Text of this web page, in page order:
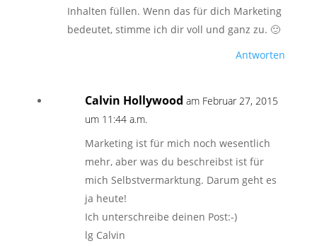
Inhalten füllen. Wenn das für dich Marketing
bedeutet, stimme ich dir voll und ganz zu. 🙂
Antworten
Calvin Hollywood am Februar 27, 2015
um 11:44 a.m.
Marketing ist für mich noch wesentlich
mehr, aber was du beschreibst ist für
mich Selbstvermarktung. Darum geht es
ja heute!
Ich unterschreibe deinen Post:-)
lg Calvin